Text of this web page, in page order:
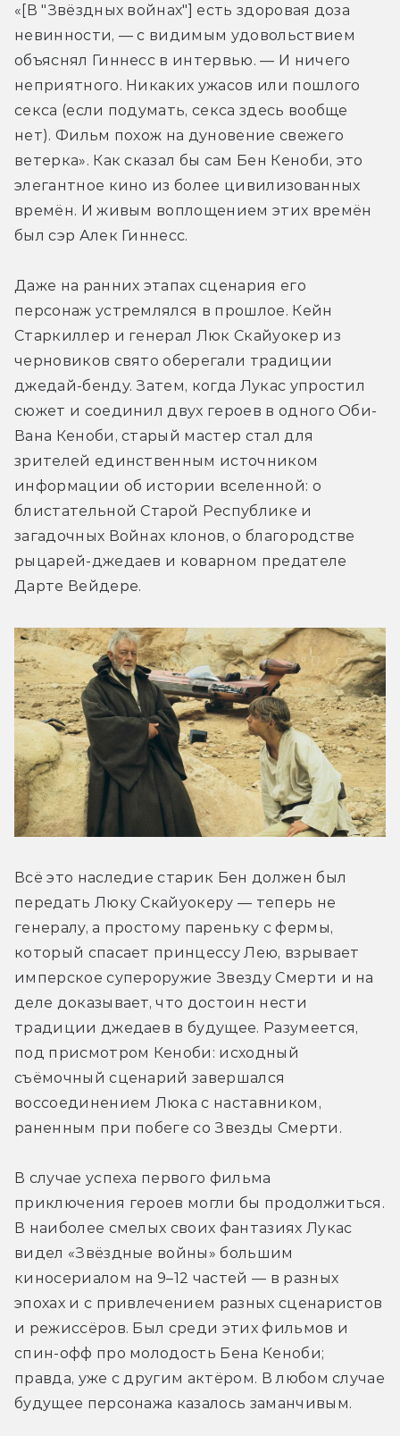
«[В "Звёздных войнах"] есть здоровая доза
невинности, — с видимым удовольствием
объяснял Гиннесс в интервью. — И ничего
неприятного. Никаких ужасов или пошлого
секса (если подумать, секса здесь вообще
нет). Фильм похож на дуновение свежего
ветерка». Как сказал бы сам Бен Кеноби, это
элегантное кино из более цивилизованных
времён. И живым воплощением этих времён
был сэр Алек Гиннесс.
Даже на ранних этапах сценария его
персонаж устремлялся в прошлое. Кейн
Старкиллер и генерал Люк Скайуокер из
черновиков свято оберегали традиции
джедай-бенду. Затем, когда Лукас упростил
сюжет и соединил двух героев в одного Оби-
Вана Кеноби, старый мастер стал для
зрителей единственным источником
информации об истории вселенной: о
блистательной Старой Республике и
загадочных Войнах клонов, о благородстве
рыцарей-джедаев и коварном предателе
Дарте Вейдере.
Всё это наследие старик Бен должен был
передать Люку Скайуокеру — теперь не
генералу, а простому пареньку с фермы,
который спасает принцессу Лею, взрывает
имперское супероружие Звезду Смерти и на
деле доказывает, что достоин нести
традиции джедаев в будущее. Разумеется,
под присмотром Кеноби: исходный
съёмочный сценарий завершался
воссоединением Люка с наставником,
раненным при побеге со Звезды Смерти.
В случае успеха первого фильма
приключения героев могли бы продолжиться.
В наиболее смелых своих фантазиях Лукас
видел «Звёздные войны» большим
киносериалом на 9–12 частей — в разных
эпохах и с привлечением разных сценаристов
и режиссёров. Был среди этих фильмов и
спин-офф про молодость Бена Кеноби;
правда, уже с другим актёром. В любом случае
будущее персонажа казалось заманчивым.